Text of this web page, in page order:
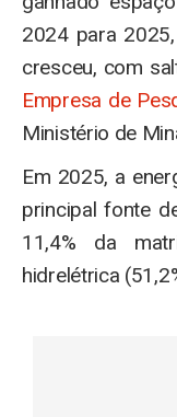
2024 para
cresceu, com
Empresa de
Ministério de
Em 2025, a
principal fonte
11,4% da
hidrelétrica